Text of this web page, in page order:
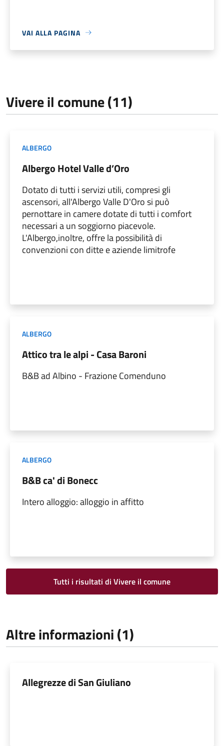
VAI ALLA PAGINA
Vivere il comune (11)
ALBERGO
Albergo Hotel Valle d’Oro
Dotato di tutti i servizi utili, compresi gli
ascensori, all'Albergo Valle D'Oro si può
pernottare in camere dotate di tutti i comfort
necessari a un soggiorno piacevole.
L'Albergo,inoltre, offre la possibilità di
convenzioni con ditte e aziende limitrofe
ALBERGO
Attico tra le alpi - Casa Baroni
B&B ad Albino - Frazione Comenduno
ALBERGO
B&B ca' di Bonecc
Intero alloggio: alloggio in affitto
Tutti i risultati di Vivere il comune
Altre informazioni (1)
Allegrezze di San Giuliano